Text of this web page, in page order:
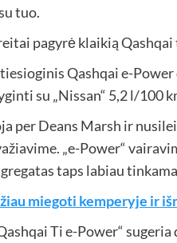
tuo.
pagyrė klaikią
Qashqai e-
su „Nissan“ 5,2 l/100
per Deans Marsh ir
„e-Power“
taps labiau
miegoti kemperyje ir
Ti e-Power“